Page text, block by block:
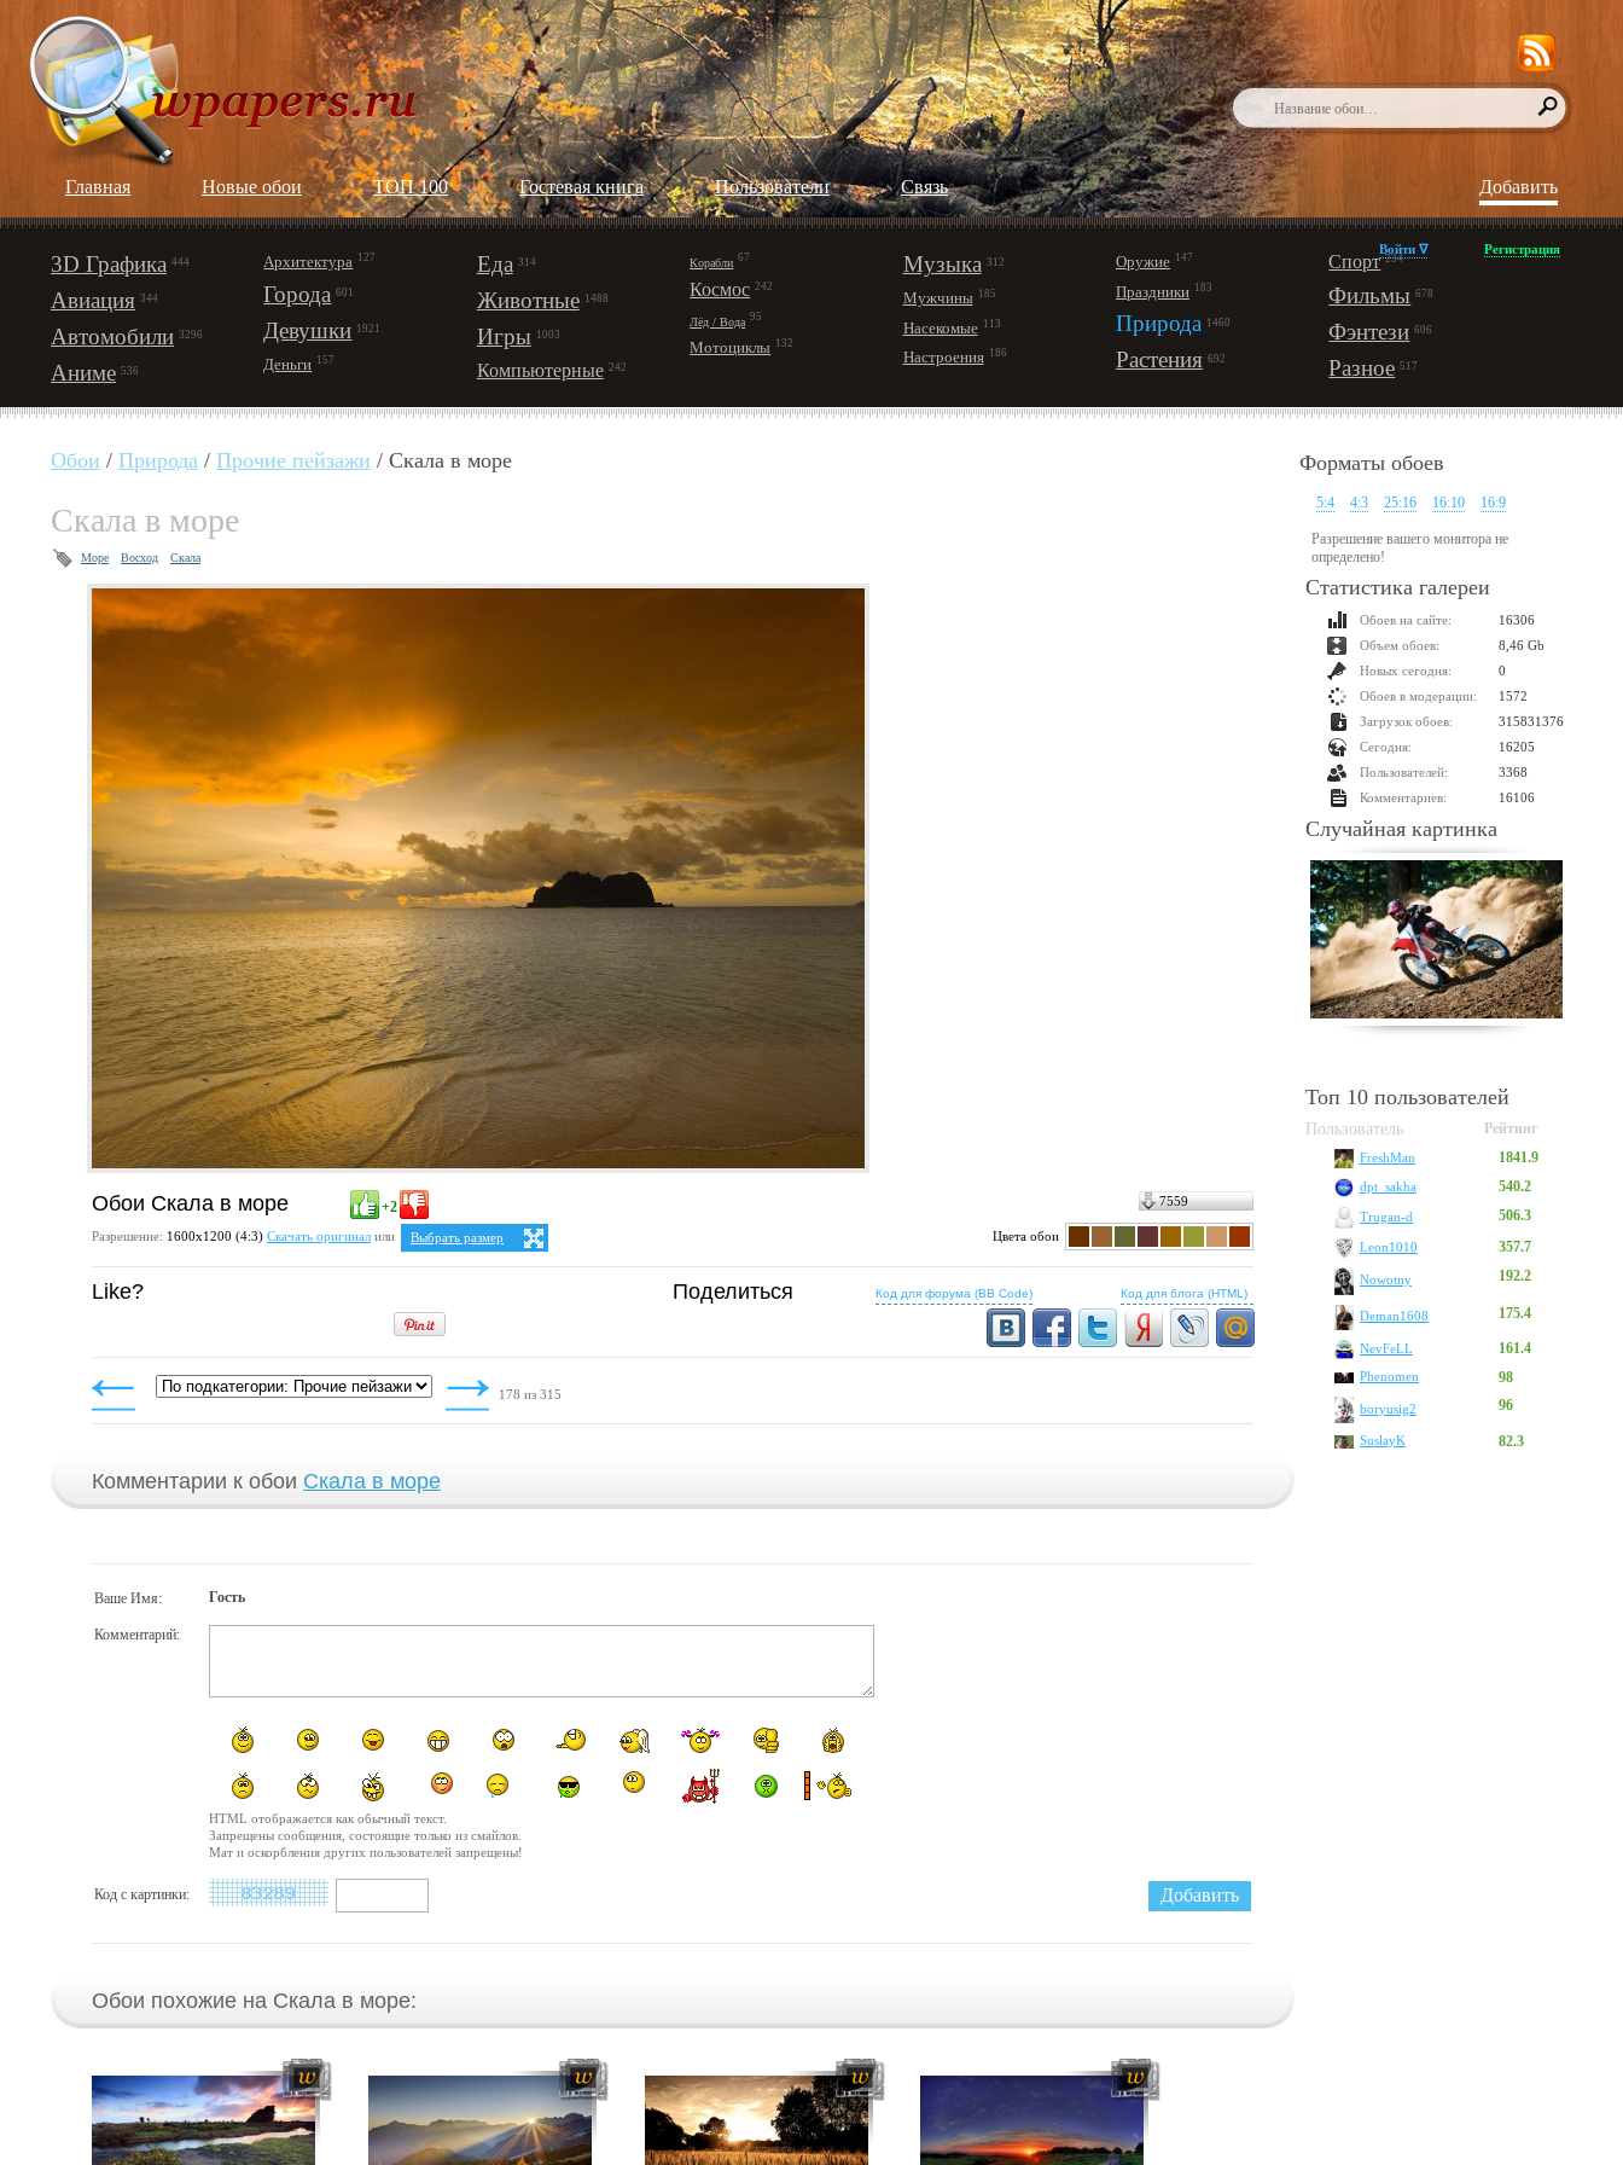
Главная Новые обои ТОП 100 Гостевая книга Пользователи Cвязь Добавить
3D Графика 444
Авиация 344
Автомобили 3296
Аниме 536
Архитектура 127
Города 601
Девушки 1921
Деньги 157
Еда 314
Животные 1488
Игры 1003
Компьютерные 242
Корабли 67
Космос 242
Лёд / Вода 95
Мотоциклы 132
Музыка 312
Мужчины 185
Насекомые 113
Настроения 186
Оружие 147
Праздники 183
Природа 1460
Растения 692
Спорт 234
Фильмы 678
Фэнтези 606
Разное 517
Войти ∇ Регистрация
Обои / Природа / Прочие пейзажи / Скала в море
Скала в море
Море Восход Скала
Обои Скала в море +2 7559
Разрешение: 1600х1200 (4:3) Скачать оригинал или
Выбрать размер
Ваше разрешение:Не определено
1600x1280
4:3
1280x960
1400x1050
1600x1200
16:10
1280x800
Цвета обои
Like? Поделиться Код для форума (BB Code) Код для блога (HTML)
178 из 315
Комментарии к обои Скала в море
Ваше Имя: Гость
Комментарий:
HTML отображается как обычный текст.
Запрещены сообщения, состоящие только из смайлов.
Мат и оскорбления других пользователей запрещены!
Код с картинки:
Обои похожие на Скала в море:
Форматы обоев
5:4 4:3 25:16 16:10 16:9
Разрешение вашего монитора не
определено!
Статистика галереи
Обоев на сайте:
16306
Объем обоев:
8,46 Gb
Новых сегодня:
0
Обоев в модерации:
1572
Загрузок обоев:
315831376
Сегодня:
16205
Пользователей:
3368
Комментариев:
16106
Случайная картинка
Топ 10 пользователей
Пользователь Рейтинг
FreshMan 1841.9
dpt_sakha 540.2
Trugan-d 506.3
Leon1010 357.7
Nowotny 192.2
Deman1608 175.4
NevFeLL 161.4
Phenomen 98
boryusig2 96
SuslayK 82.3